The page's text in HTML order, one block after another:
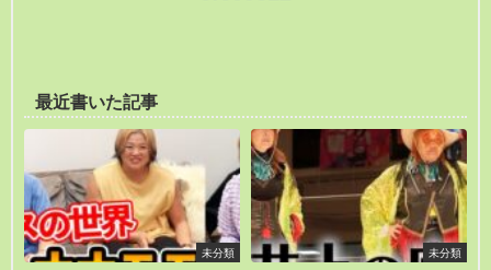
最近書いた記事
未分類 未分類